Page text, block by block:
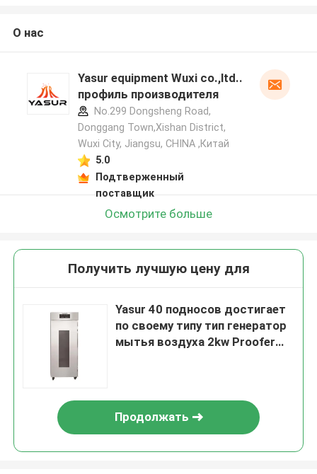
О нас
Yasur equipment Wuxi co.,ltd..
профиль производителя
No.299 Dongsheng Road,
Donggang Town,Xishan District,
Wuxi City, Jiangsu, CHINA ,Китай
5.0
Подтверженный
поставщик
Осмотрите больше
Получить лучшую цену для
Yasur 40 подносов достигает
по своему типу тип генератор
мытья воздуха 2kw Proofer
Продолжать